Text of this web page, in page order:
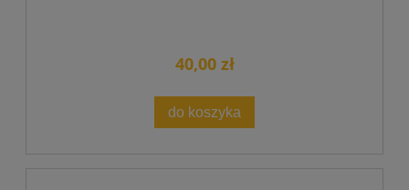
40,00 zł
do koszyka